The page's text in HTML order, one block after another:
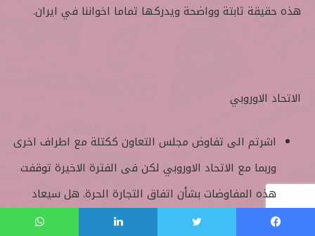
هذه حقيقة ثابتة وواضحة ويدركها تماما اخواننا في ايران.
الاتحاد الاوروبي
اشرتم الى تفاوض مجلس التعاون ككتلة مع اطراف اخرى
وربما مع الاتحاد الاوروبي لكن فى الفترة الاخيرة توقفت
هذه المفاوضات بشأن اتفاق التجارة الحرة. هل سيعاد
النظر مرة اخرى لاكثر من 20 سنة كان التفاوض ولكن لم